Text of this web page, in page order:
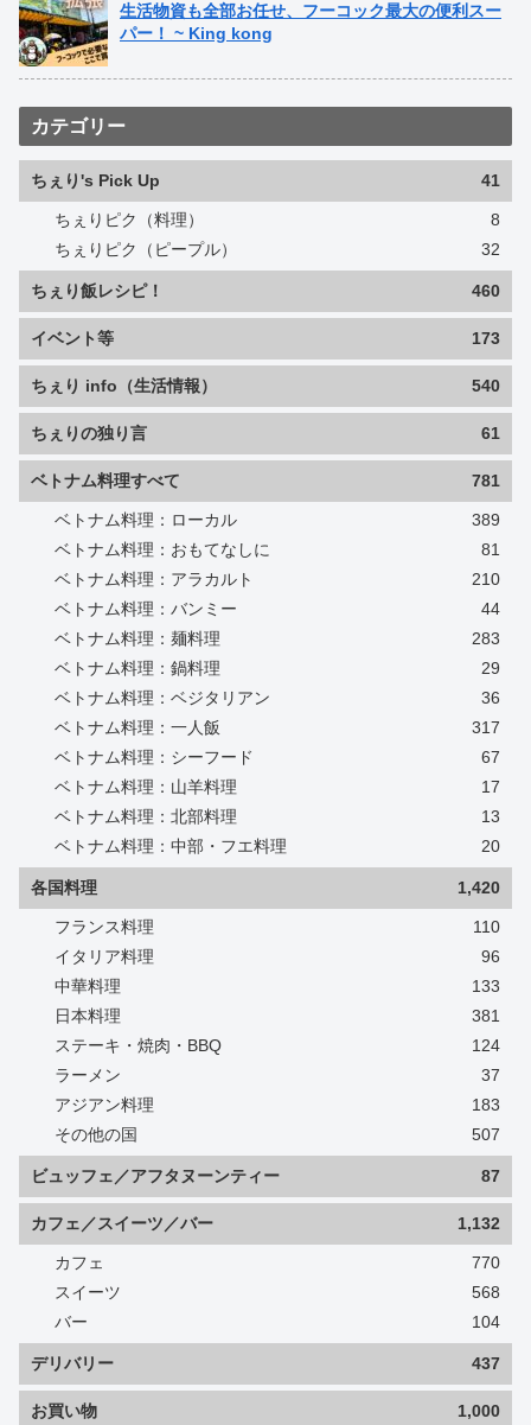
生活物資も全部お任せ、フーコック最大の便利スー
パー！ ~ King kong
カテゴリー
ちぇり's Pick Up 41
ちぇりピク（料理）
8
ちぇりピク（ピープル）
32
ちぇり飯レシピ！ 460
イベント等 173
ちぇり info（生活情報） 540
ちぇりの独り言 61
ベトナム料理すべて 781
ベトナム料理：ローカル
389
ベトナム料理：おもてなしに
81
ベトナム料理：アラカルト
210
ベトナム料理：バンミー
44
ベトナム料理：麺料理
283
ベトナム料理：鍋料理
29
ベトナム料理：ベジタリアン
36
ベトナム料理：一人飯
317
ベトナム料理：シーフード
67
ベトナム料理：山羊料理
17
ベトナム料理：北部料理
13
ベトナム料理：中部・フエ料理
20
各国料理 1,420
フランス料理
110
イタリア料理
96
中華料理
133
日本料理
381
ステーキ・焼肉・BBQ
124
ラーメン
37
アジアン料理
183
その他の国
507
ビュッフェ／アフタヌーンティー 87
カフェ／スイーツ／バー 1,132
カフェ
770
スイーツ
568
バー
104
デリバリー 437
お買い物 1,000